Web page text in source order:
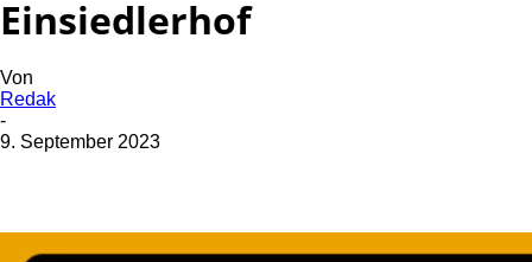
Einsiedlerhof
Von
Redak
-
9. September 2023